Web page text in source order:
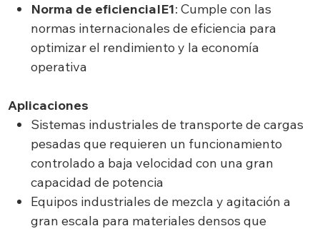
Norma de eficienciaIE1: Cumple con las
normas internacionales de eficiencia para
optimizar el rendimiento y la economía
operativa
Aplicaciones
Sistemas industriales de transporte de cargas
pesadas que requieren un funcionamiento
controlado a baja velocidad con una gran
capacidad de potencia
Equipos industriales de mezcla y agitación a
gran escala para materiales densos que